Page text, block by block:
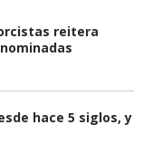
reitera
hace 5 siglos, y